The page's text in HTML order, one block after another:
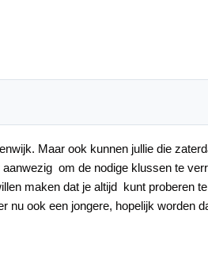
Maar ook kunnen jullie die
om de nodige klussen te
maken dat je altijd kunt proberen
nu ook een jongere, hopelijk worden